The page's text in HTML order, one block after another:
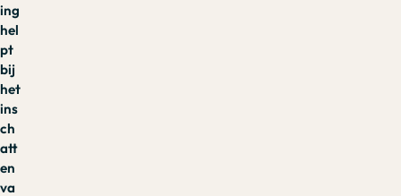
ing
hel
pt
bij
het
ins
ch
att
en
va